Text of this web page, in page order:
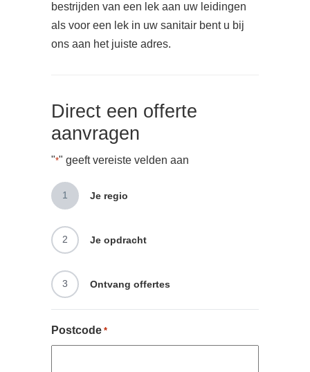
bestrijden van een lek aan uw leidingen
als voor een lek in uw sanitair bent u bij
ons aan het juiste adres.
Direct een offerte
aanvragen
"*" geeft vereiste velden aan
1 Je regio
2 Je opdracht
3 Ontvang offertes
Postcode *